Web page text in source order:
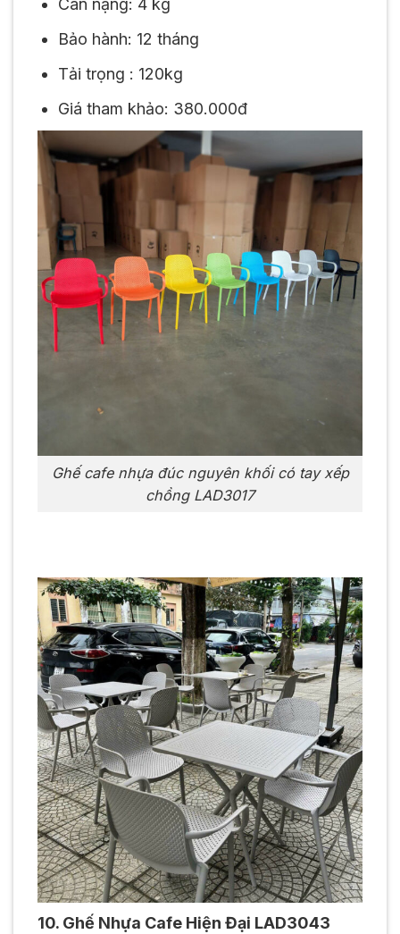
Cân nặng: 4 kg
Bảo hành: 12 tháng
Tải trọng : 120kg
Giá tham khảo: 380.000đ
Ghế cafe nhựa đúc nguyên khối có tay xếp
chồng LAD3017
10. Ghế Nhựa Cafe Hiện Đại LAD3043